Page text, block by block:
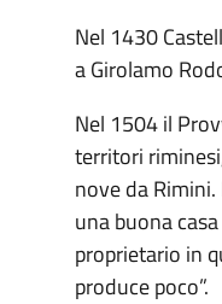
Nel 1430
a Girolamo
Nel 1504 il
territori
nove da
una buona
proprietario in
produce poco”.